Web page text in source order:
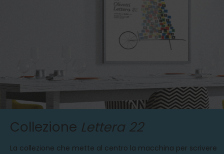
Collezione Lettera 22
La collezione che mette al centro la macchina per scrivere